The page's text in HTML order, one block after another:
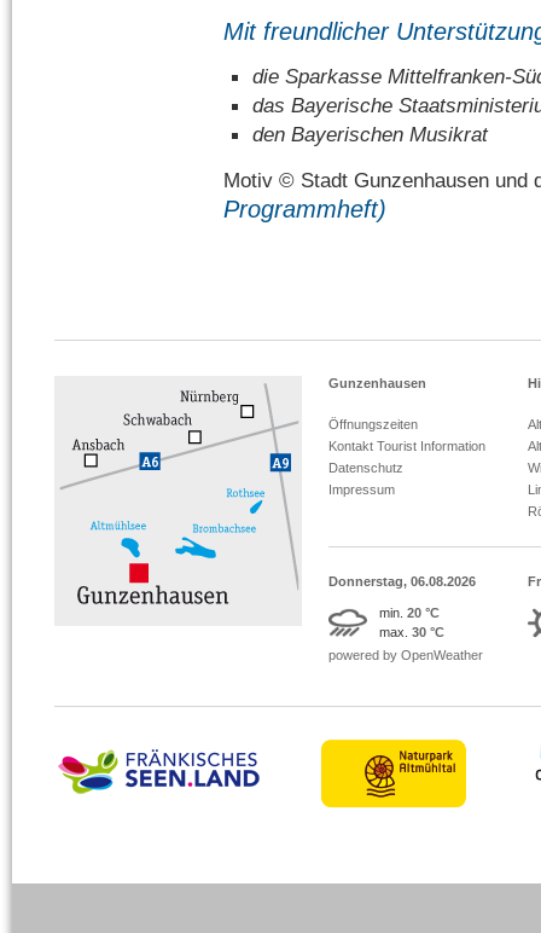
Mit freundlicher
die Sparkasse Mittelfranken-
das Bayerische
den Bayerischen Musikrat
Motiv © Stadt Gunzenhausen und
Programmheft)
Gunzenhausen
Öffnungszeiten
Kontakt Tourist Information
Datenschutz
Impressum
Donnerstag, 06.08.2026
min. 20 °C
max. 30 °C
powered by OpenWeather